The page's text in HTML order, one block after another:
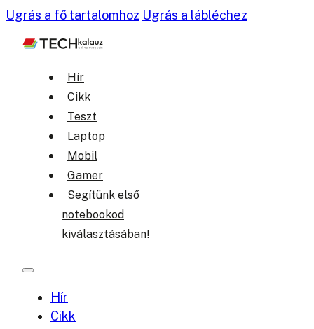
Ugrás a fő tartalomhoz Ugrás a lábléchez
Hír
Cikk
Teszt
Laptop
Mobil
Gamer
Segítünk első
notebookod
kiválasztásában!
Hír
Cikk